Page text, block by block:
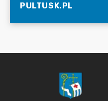
PULTUSK.PL